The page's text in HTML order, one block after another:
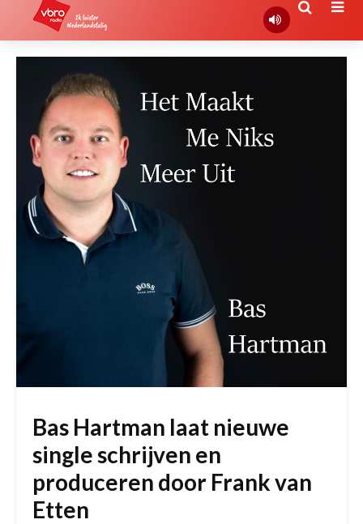
Bas Hartman laat nieuwe
single schrijven en
produceren door Frank van
Etten